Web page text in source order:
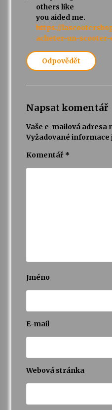
others like
you aided me.
https://
acheter-un-
Odpovědět
Napsat komentář
Vaše e-mailová adresa
Vyžadované informace
Komentář *
Jméno
E-mail
Webová stránka